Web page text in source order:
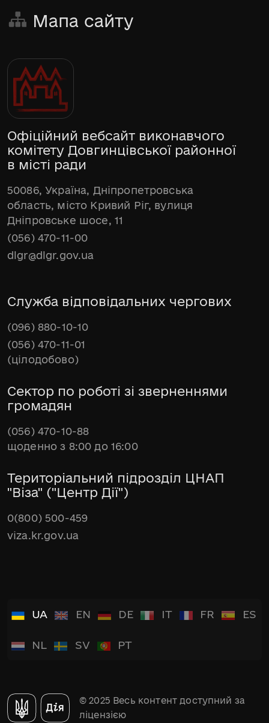
Мапа сайту
Офіційний вебсайт виконавчого
комітету Довгинцівської районної
в місті ради
50086, Україна, Дніпропетровська
область, місто Кривий Ріг, вулиця
Дніпровське шосе, 11
(056) 470-11-00
dlgr@dlgr.gov.ua
Служба відповідальних чергових
(096) 880-10-10
(056) 470-11-01
(цілодобово)
Сектор по роботі зі зверненнями
громадян
(056) 470-10-88
щоденно з 8:00 до 16:00
Територіальний підрозділ ЦНАП
"Віза" ("Центр Дії")
0(800) 500-459
viza.kr.gov.ua
UA EN DE IT FR ES
NL SV PT
© 2025 Весь контент доступний за
ліцензією